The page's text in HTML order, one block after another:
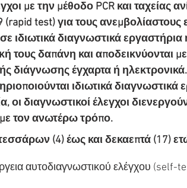
με την μέθοδο PCR και ταχείας
(rapid test) για τους ανεμβολίαστους
ιδιωτικά διαγνωστικά εργαστήρια
τους δαπάνη και αποδεικνύονται
διάγνωσης έγχαρτα ή
ιδιωτικά διαγνωστικά
οι διαγνωστικοί έλεγχοι
με τον ανωτέρω τρόπο.
(4) έως και δεκαεπτά (17)
αυτοδιαγνωστικού ελέγχου (self-